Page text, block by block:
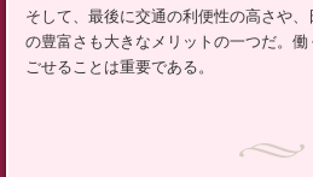
そして、最後に交通の利便性の高さや
の豊富さも大きなメリットの一つだ。
ごせることは重要である。